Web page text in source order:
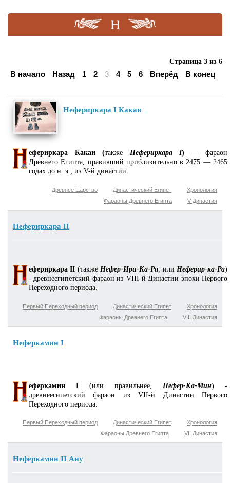
Н
Страница 3 из 6
В начало Назад 1 2 3 4 5 6 Вперёд В конец
Нефериркара I Какаи
ефериркара Какаи (также Нефериркара I) — фараон
Древнего Египта, правивший приблизительно в 2475 — 2465
годах до н. э.; из V-й династии.
Хронология
Династический Египет
Древнее Царство
V Династия
Фараоны Древнего Египта
Нефериркара II
ефериркара II (такжеНефер-Ири-Ка-Ра, илиНеферир-ка-Ра)
- древнеегипетский фараон из VIII-й Династии эпохи Первого
Переходного периода.
Хронология
Династический Египет
Первый Переходный период
VIII Династия
Фараоны Древнего Египта
Неферкамин I
еферкамин I (или правильнее, Нефер-Ка-Мин) -
древнеегипетский фараон из VII-й Династии Первого
Переходного периода.
Хронология
Династический Египет
Первый Переходный период
VII Династия
Фараоны Древнего Египта
Неферкамин II Ану